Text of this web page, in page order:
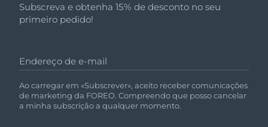
Subscreva e obtenha 15% de desconto no seu
primeiro pedido!
Endereço de e-mail
Ao carregar em «Subscrever», aceito receber comunicações
de marketing da FOREO. Compreendo que posso cancelar
a minha subscrição a qualquer momento.